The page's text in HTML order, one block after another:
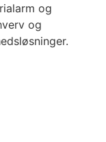
og
og